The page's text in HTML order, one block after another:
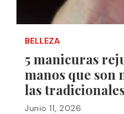
BELLEZA
5 manicuras
manos que son
las
Junio 11, 2026